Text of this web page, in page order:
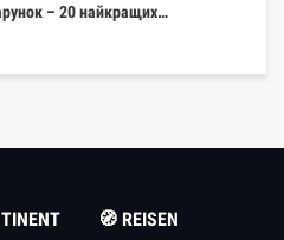
– 20 найкращих…
🧭 REISEN